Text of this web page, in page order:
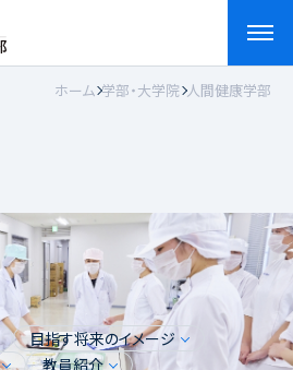
資料請求 アクセス English
ホーム 学部・大学院 人間健康学部
目指す将来のイメージ
教員紹介